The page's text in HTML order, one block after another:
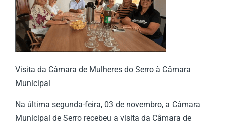
Visita da Câmara de Mulheres do Serro à Câmara
Municipal
Na última segunda-feira, 03 de novembro, a Câmara
Municipal de Serro recebeu a visita da Câmara de